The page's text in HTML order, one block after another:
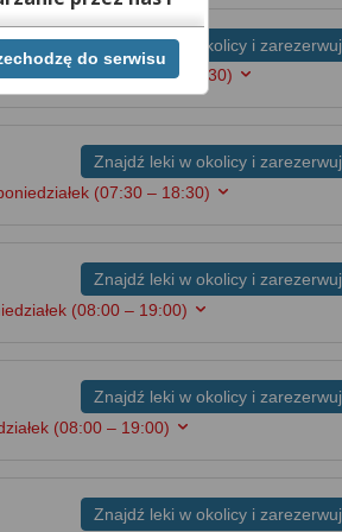
Znajdź leki w okolicy i zarezerwuj
poniedziałek(07:30 – 18:30)
Znajdź leki w okolicy i zarezerwuj
(07:30 – 18:30)
Znajdź leki w okolicy i zarezerwuj
(08:00 – 19:00)
Znajdź leki w okolicy i zarezerwuj
(08:00 – 19:00)
Znajdź leki w okolicy i zarezerwuj
chwili cofnąć,
Jeżeli chcesz
znajdziesz
do serwisu